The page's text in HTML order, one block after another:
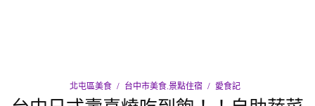
北屯區美食 台中市美食.景點住宿 愛食記